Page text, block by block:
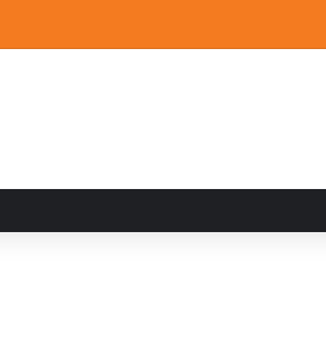
de Verano de Escuelas Aztecas